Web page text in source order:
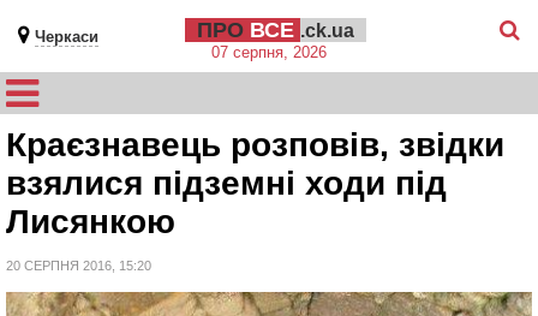
Черкаси ПРО ВСЕ .ck.ua
07 серпня, 2026
Краєзнавець розповів, звідки
взялися підземні ходи під
Лисянкою
20 СЕРПНЯ 2016, 15:20